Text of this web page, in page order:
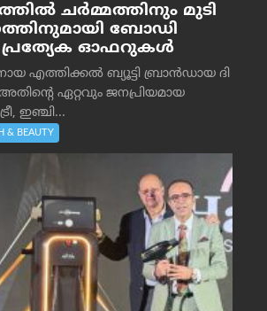
ചർമ്മത്തിനും മുടി
ബോഡി
പ്രത്യേക ഓഫറുകൾ
എത്തിക്കൽ ബ്യൂട്ടി ബ്രാൻഡായ ദി
ഏറ്റവും ജനപ്രിയമായ
ഇഞ്ചി...
& BEAUTY